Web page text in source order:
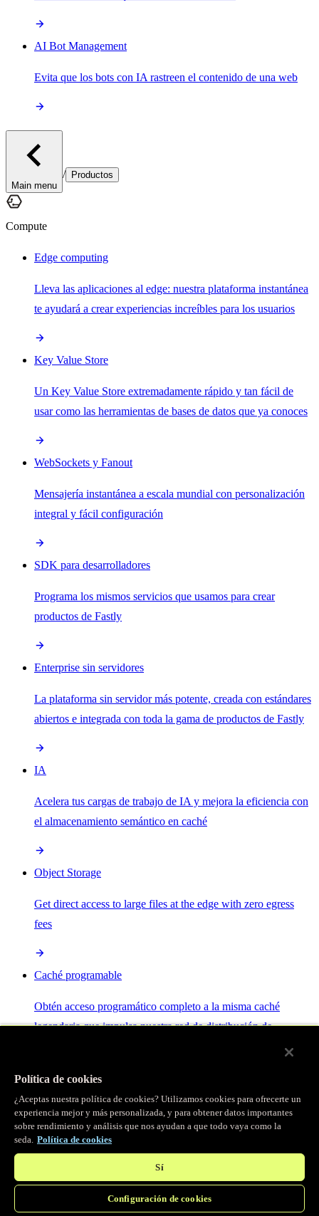
AI Bot Management
Evita que los bots con IA rastreen el contenido de una web
Main menu
/ Productos
Compute
Edge computing
Lleva las aplicaciones al edge: nuestra plataforma instantánea
te ayudará a crear experiencias increíbles para los usuarios
Key Value Store
Un Key Value Store extremadamente rápido y tan fácil de
usar como las herramientas de bases de datos que ya conoces
WebSockets y Fanout
Mensajería instantánea a escala mundial con personalización
integral y fácil configuración
SDK para desarrolladores
Programa los mismos servicios que usamos para crear
productos de Fastly
Enterprise sin servidores
La plataforma sin servidor más potente, creada con estándares
abiertos e integrada con toda la gama de productos de Fastly
IA
Acelera tus cargas de trabajo de IA y mejora la eficiencia con
el almacenamiento semántico en caché
Object Storage
Get direct access to large files at the edge with zero egress
fees
Caché programable
Obtén acceso programático completo a la misma caché
legendaria que impulsa nuestra red de distribución de
Servidor MCP
Control por IA para tus servicios Fastly.
Política de cookies
¿Aceptas nuestra política de cookies? Utilizamos cookies para ofrecerte un
experiencia mejor y más personalizada, y para obtener datos importantes
sobre rendimiento y análisis que nos ayudan a que todo vaya como la
seda. Política de cookies
Sí
Configuración de cookies